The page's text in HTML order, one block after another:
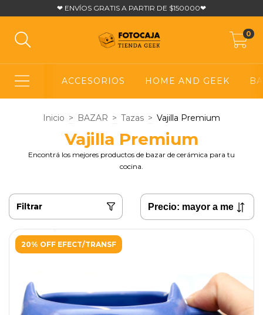
❤ ENVÍOS GRATIS A PARTIR DE $150000❤
0
ACCESORIOS HOME AND GEEK
Inicio > BAZAR > Tazas > Vajilla Premium
Vajilla Premium
Encontrá los mejores productos de bazar de cerámica para tu
cocina.
Filtrar
20% OFF EFECT/TRANSF